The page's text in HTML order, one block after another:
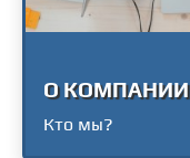
О КОМПАНИИ
Кто мы?